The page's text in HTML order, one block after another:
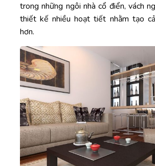
trong những ngôi nhà cổ điển, vách
thiết kế nhiều hoạt tiết nhằm tạo
hơn.